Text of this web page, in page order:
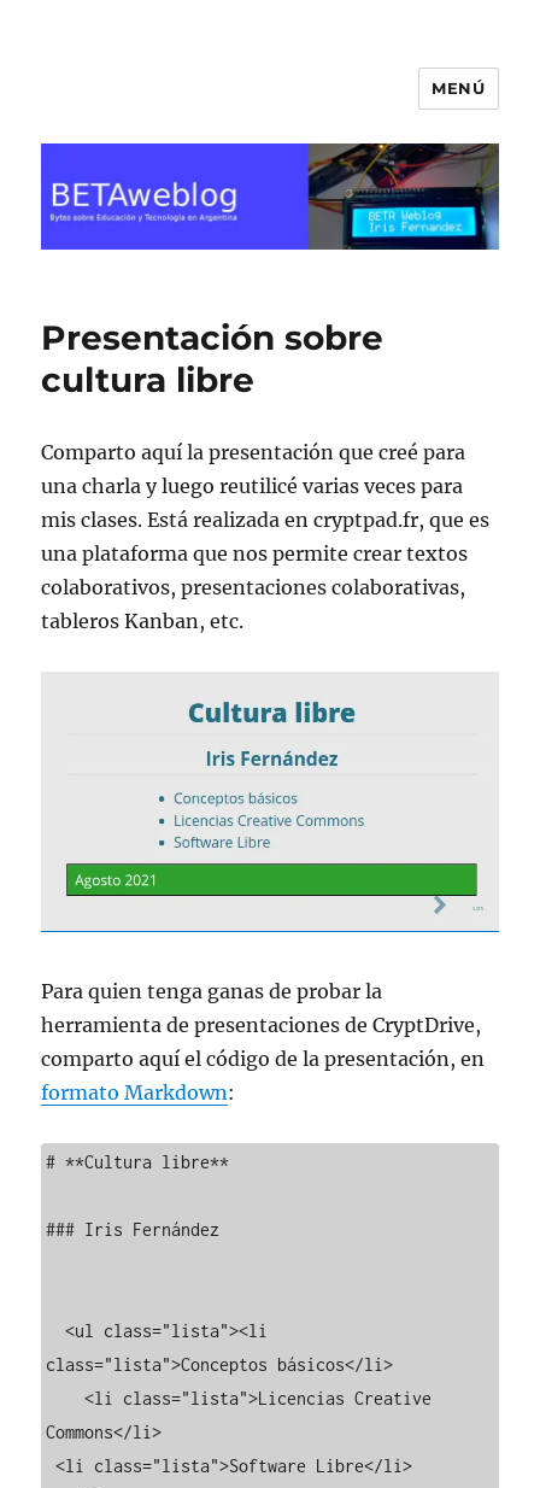
MENÚ
Presentación sobre
cultura libre
Comparto aquí la presentación que creé para
una charla y luego reutilicé varias veces para
mis clases. Está realizada en cryptpad.fr, que es
una plataforma que nos permite crear textos
colaborativos, presentaciones colaborativas,
tableros Kanban, etc.
Para quien tenga ganas de probar la
herramienta de presentaciones de CryptDrive,
comparto aquí el código de la presentación, en
formato Markdown:
# **Cultura libre**
### Iris Fernández
  <ul class="lista"><li
class="lista">Conceptos básicos</li>
    <li class="lista">Licencias Creative
Commons</li>
<li class="lista">Software Libre</li>